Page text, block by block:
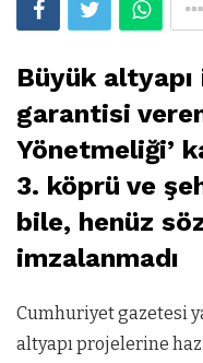
Büyük
garantisi
Yönetmeliği’
3. köprü ve
bile, henüz
imzalanmadı
Cumhuriyet gazetesi
altyapı projelerine